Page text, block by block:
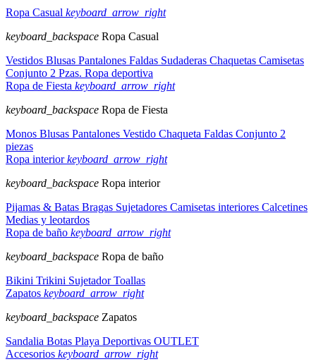
Ropa Casual keyboard_arrow_right
keyboard_backspace Ropa Casual
Vestidos Blusas Pantalones Faldas Sudaderas Chaquetas Camisetas
Conjunto 2 Pzas. Ropa deportiva
Ropa de Fiesta keyboard_arrow_right
keyboard_backspace Ropa de Fiesta
Monos Blusas Pantalones Vestido Chaqueta Faldas Conjunto 2
piezas
Ropa interiorkeyboard_arrow_right
keyboard_backspace Ropa interior
Pijamas & Batas Bragas Sujetadores Camisetas interiores Calcetines
Medias y leotardos
Ropa de baño keyboard_arrow_right
keyboard_backspace Ropa de baño
Bikini Trikini SujetadorToallas
Zapatos keyboard_arrow_right
keyboard_backspace Zapatos
Sandalia Botas Playa Deportivas OUTLET
Accesorios keyboard_arrow_right